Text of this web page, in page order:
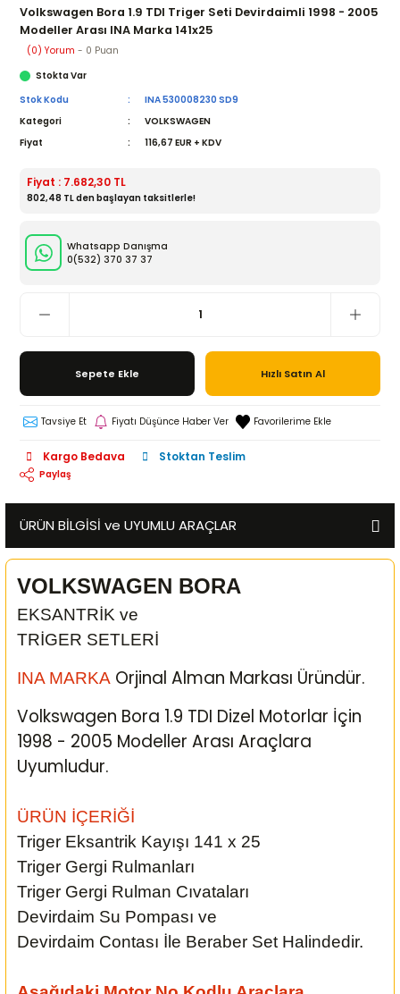
Volkswagen Bora 1.9 TDI Triger Seti Devirdaimli 1998 - 2005
Modeller Arası INA Marka 141x25
(0) Yorum - 0 Puan
Stokta Var
Stok Kodu
INA 530008230 SD9
Kategori
VOLKSWAGEN
Fiyat
116,67 EUR + KDV
Fiyat : 7.682,30 TL
802,48 TL den başlayan taksitlerle!
Whatsapp Danışma
0(532) 370 37 37
Sepete Ekle Hızlı Satın Al
Tavsiye Et Fiyatı Düşünce Haber Ver
Kargo Bedava Stoktan Teslim
Paylaş
ÜRÜN BİLGİSİ ve UYUMLU ARAÇLAR
VOLKSWAGEN BORA
EKSANTRİK ve
TRİGER SETLERİ
INA MARKA Orjinal Alman Markası Üründür.
Volkswagen Bora 1.9 TDI Dizel Motorlar İçin
1998 - 2005 Modeller Arası Araçlara
Uyumludur.
ÜRÜN İÇERİĞİ
Triger Eksantrik Kayışı 141 x 25
Triger Gergi Rulmanları
Triger Gergi Rulman Cıvataları
Devirdaim Su Pompası ve
Devirdaim Contası İle Beraber Set Halindedir.